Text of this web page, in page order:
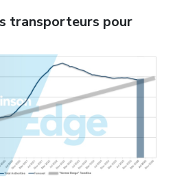
transporteurs pour